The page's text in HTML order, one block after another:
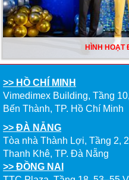
HÌNH HOẠT
>> HỒ CHÍ MINH
Vimedimex Building, Tầng
Bến Thành, TP. Hồ Chí Minh
>> ĐÀ NẴNG
Tòa nhà Thành Lợi, Tầng 2,
Thanh Khê, TP. Đà Nẵng
>> ĐỒNG NAI